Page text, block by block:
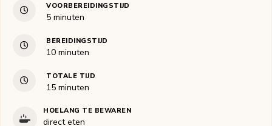
VOORBEREIDINGSTIJD
5minuten
minuten
BEREIDINGSTIJD
10minuten
minuten
TOTALE TIJD
15minuten
minuten
HOELANG TE BEWAREN
direct eten